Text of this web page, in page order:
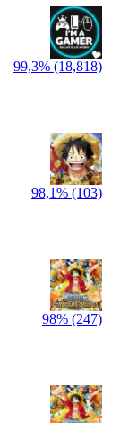
99,3% (18,818)
98,1% (103)
98% (247)